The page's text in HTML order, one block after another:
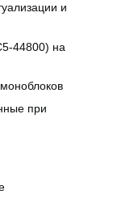
и
44800) на
при